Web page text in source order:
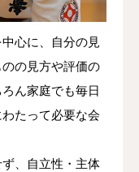
心に、自分の見
の見方や評価の
ん家庭でも毎日
たって必要な会
、自立性・主体